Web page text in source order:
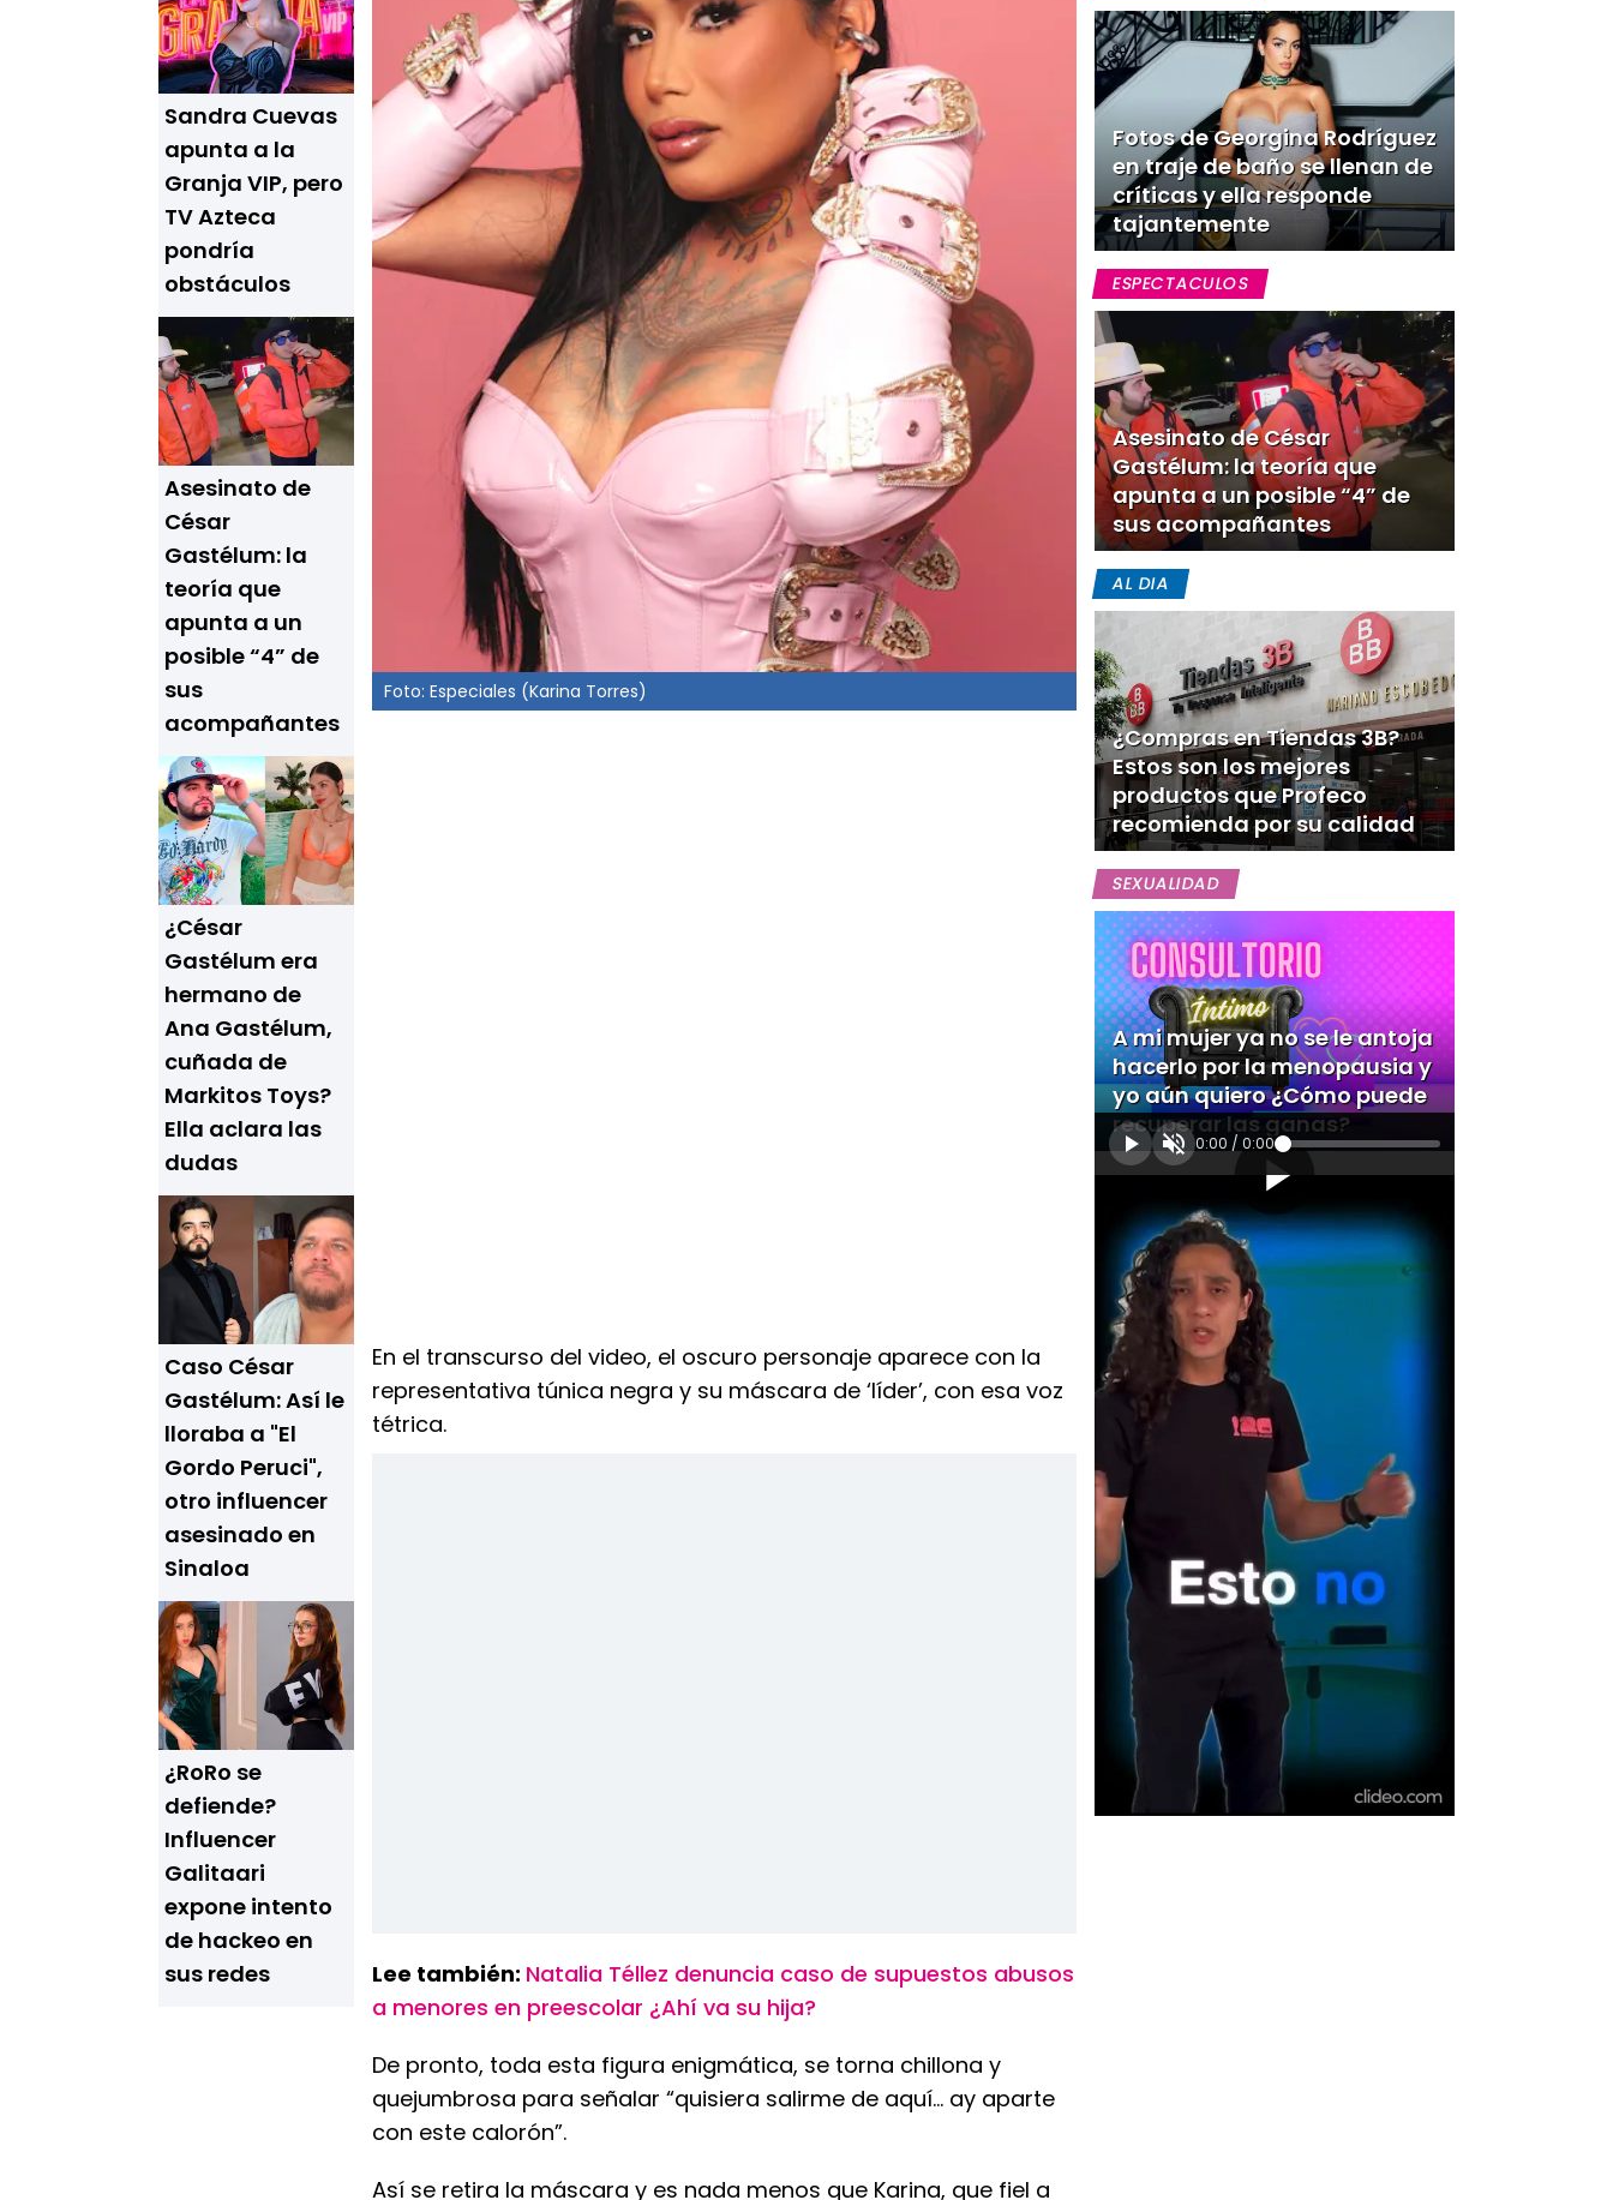
Sandra Cuevas
apunta a la
Granja VIP, pero
TV Azteca
pondría
obstáculos
Asesinato de
César
Gastélum: la
teoría que
apunta a un
posible “4” de
sus
acompañantes
¿César
Gastélum era
hermano de
Ana Gastélum,
cuñada de
Markitos Toys?
Ella aclara las
dudas
Caso César
Gastélum: Así le
lloraba a "El
Gordo Peruci",
otro influencer
asesinado en
Sinaloa
¿RoRo se
defiende?
Influencer
Galitaari
expone intento
de hackeo en
sus redes
Foto: Especiales (Karina Torres)
En el transcurso del video, el oscuro personaje aparece con la
representativa túnica negra y su máscara de ‘líder’, con esa voz
tétrica.
Lee también: Natalia Téllez denuncia caso de supuestos abusos
a menores en preescolar ¿Ahí va su hija?
De pronto, toda esta figura enigmática, se torna chillona y
quejumbrosa para señalar “quisiera salirme de aquí… ay aparte
con este calorón”.
Así se retira la máscara y es nada menos que Karina, que fiel a
Fotos de Georgina Rodríguez
en traje de baño se llenan de
críticas y ella responde
tajantemente
ESPECTACULOS
Asesinato de César
Gastélum: la teoría que
apunta a un posible “4” de
sus acompañantes
AL DIA
¿Compras en Tiendas 3B?
Estos son los mejores
productos que Profeco
recomienda por su calidad
SEXUALIDAD
A mi mujer ya no se le antoja
hacerlo por la menopausia y
yo aún quiero ¿Cómo puede
recuperar las ganas?
0:00 / 0:00
[Publicidad]